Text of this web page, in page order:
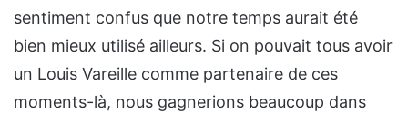
sentiment confus que notre temps aurait été
bien mieux utilisé ailleurs. Si on pouvait tous avoir
un Louis Vareille comme partenaire de ces
moments-là, nous gagnerions beaucoup dans